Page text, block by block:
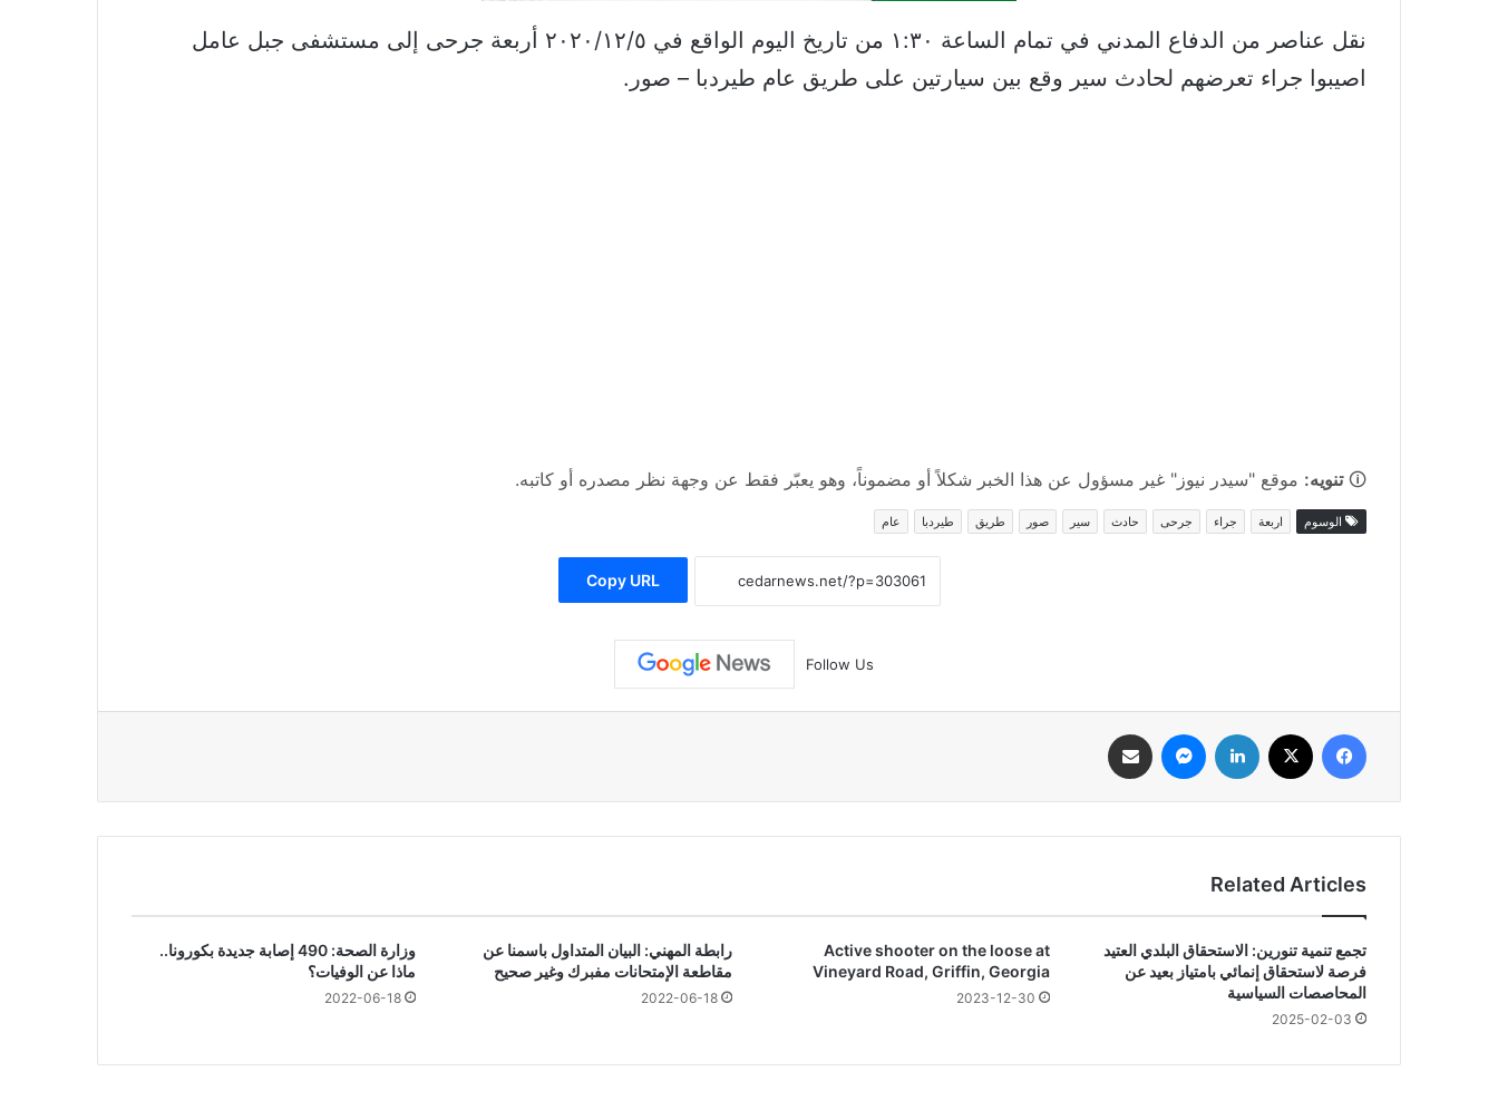
‏نقل عناصر من الدفاع المدني في تمام الساعة ١:٣٠ من تاريخ اليوم الواقع في ٢٠٢٠/١٢/٥ أربعة جرحى إلى مستشفى جبل عامل
اصيبوا جراء تعرضهم لحادث سير وقع بين سيارتين على طريق عام طيردبا – صور.
🛈تنويه: موقع "سيدر نيوز" غير مسؤول عن هذا الخبر شكلاً أو مضموناً، وهو يعبّر فقط عن وجهة نظر مصدره أو كاتبه.
الوسوم اربعة جراء جرحى حادث سير صور طريق طيردبا عام
Copy URL
Follow Us
فيسبوك لينكدإن ماسنجر
Related Articles
تجمع تنمية تنورين: الاستحقاق البلدي العتيد
فرصة لاستحقاق إنمائي بامتياز بعيد عن
المحاصصات السياسية
2025-02-03
Active shooter on the loose at
Vineyard Road, Griffin, Georgia
2023-12-30
رابطة المهني: البيان المتداول باسمنا عن
مقاطعة الإمتحانات مفبرك وغير صحيح
2022-06-18
وزارة الصحة: 490 إصابة جديدة بكورونا..
ماذا عن الوفيات؟
2022-06-18